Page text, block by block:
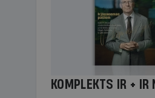
KOMPLEKTS IR + IR